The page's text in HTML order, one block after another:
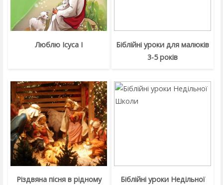
Люблю Ісуса І
Біблійні уроки для малюків
3-5 років
Різдвяна пісня в рідному
Біблійні уроки Недільної